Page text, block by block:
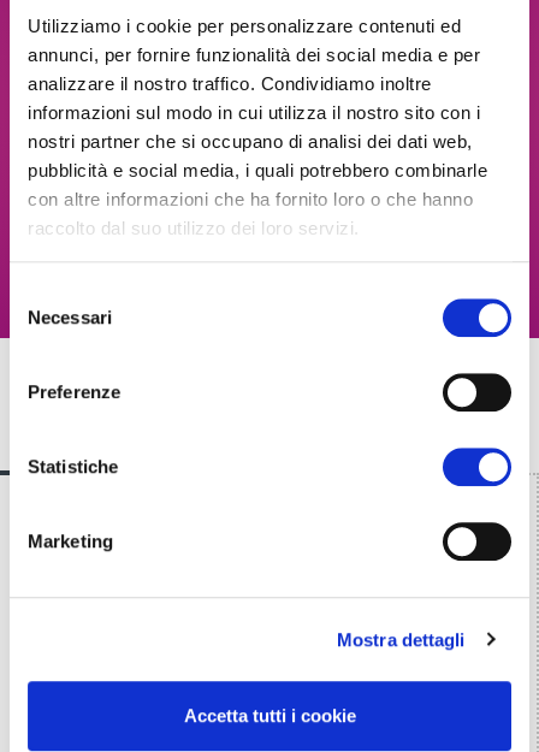
Utilizziamo i cookie per personalizzare contenuti ed
annunci, per fornire funzionalità dei social media e per
analizzare il nostro traffico. Condividiamo inoltre
informazioni sul modo in cui utilizza il nostro sito con i
nostri partner che si occupano di analisi dei dati web,
pubblicità e social media, i quali potrebbero combinarle
con altre informazioni che ha fornito loro o che hanno
raccolto dal suo utilizzo dei loro servizi.
delNecessari
Preferenze
Statistiche
Marketing
Mostra dettagli
Accetta tutti i cookie
Mandaci la tua candidatura via e-mail
indicando i tuoi dati (nome e cognome,
partita IVA, indirizzo, email,
sito/facebook/instagram), oltre a foto e
descrizioni dei prodotti che intendi esporre o
dei corsi che vorresti tenere.